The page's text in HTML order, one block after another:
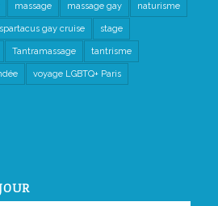
massage massage gay naturisme
spartacus gay cruise stage
Tantramassage tantrisme
voyage LGBTQ+ Paris